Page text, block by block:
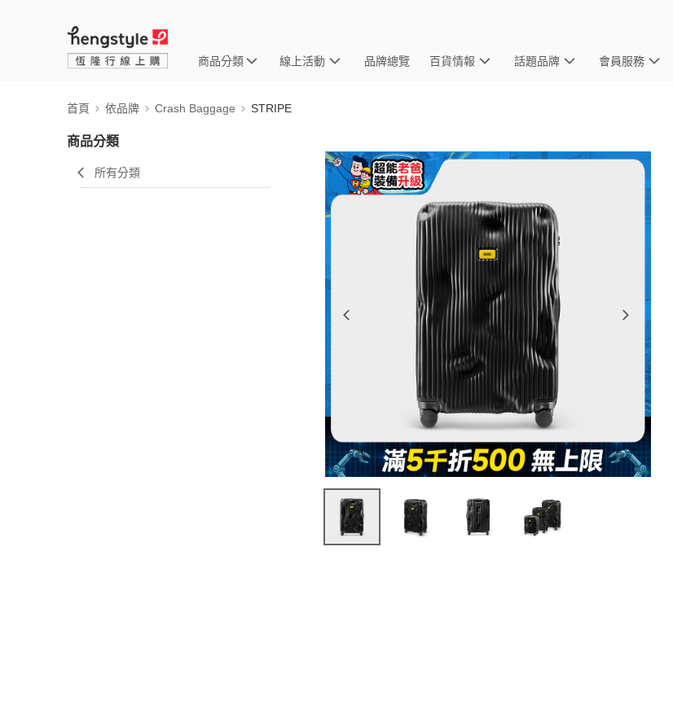
商品分類 線上活動 品牌總覽 百貨情報 話題品牌 會員服務
首頁 依品牌 Crash Baggage STRIPE
商品分類
所有分類